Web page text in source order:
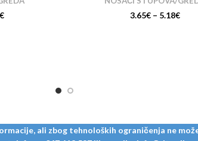
3.65€– 5.18€
ali zbog tehnoloških ograničenja ne